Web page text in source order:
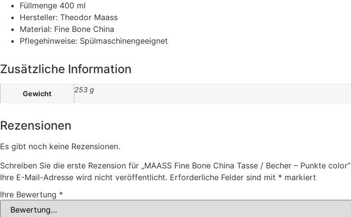
Füllmenge 400 ml
Hersteller: Theodor Maass
Material: Fine Bone China
Pflegehinweise: Spülmaschinengeeignet
Zusätzliche Information
Gewicht 253 g
Rezensionen
Es gibt noch keine Rezensionen.
Schreiben Sie die erste Rezension für „MAASS Fine Bone China Tasse / Becher – Punkte color“
Ihre E-Mail-Adresse wird nicht veröffentlicht. Erforderliche Felder sind mit * markiert
Ihre Bewertung *